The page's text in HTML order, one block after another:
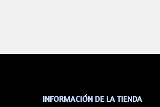
INFORMACIÓN DE LA TIENDA